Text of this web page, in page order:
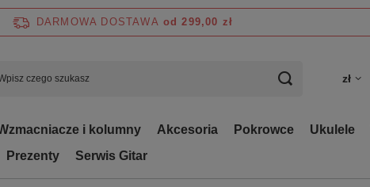
DARMOWA DOSTAWA od 299,00 zł
zł
i kolumny Akcesoria Pokrowce Ukulele
Prezenty Serwis Gitar